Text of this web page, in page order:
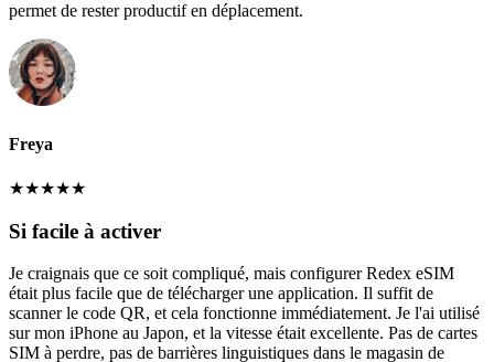
permet de rester productif en déplacement.
Freya
★★★★★
Si facile à activer
Je craignais que ce soit compliqué, mais configurer Redex eSIM
était plus facile que de télécharger une application. Il suffit de
scanner le code QR, et cela fonctionne immédiatement. Je l'ai utilisé
sur mon iPhone au Japon, et la vitesse était excellente. Pas de cartes
SIM à perdre, pas de barrières linguistiques dans le magasin de